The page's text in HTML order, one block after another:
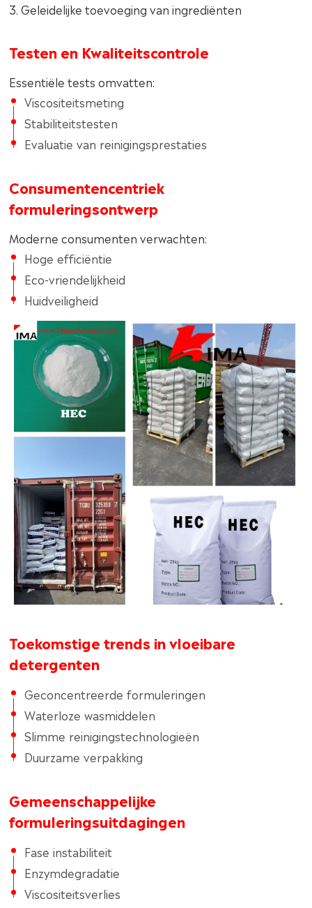
3. Geleidelijke toevoeging van ingrediënten
Testen en Kwaliteitscontrole
Essentiële tests omvatten:
Viscositeitsmeting
Stabiliteitstesten
Evaluatie van reinigingsprestaties
Consumentencentriek
formuleringsontwerp
Moderne consumenten verwachten:
Hoge efficiëntie
Eco-vriendelijkheid
Huidveiligheid
Toekomstige trends in vloeibare
detergenten
Geconcentreerde formuleringen
Waterloze wasmiddelen
Slimme reinigingstechnologieën
Duurzame verpakking
Gemeenschappelijke
formuleringsuitdagingen
Fase instabiliteit
Enzymdegradatie
Viscositeitsverlies